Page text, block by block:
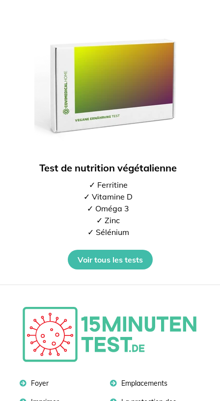
Test de nutrition végétalienne
✓ Ferritine
✓ Vitamine D
✓ Oméga 3
✓ Zinc
✓ Sélénium
Voir tous les tests
Foyer Emplacements